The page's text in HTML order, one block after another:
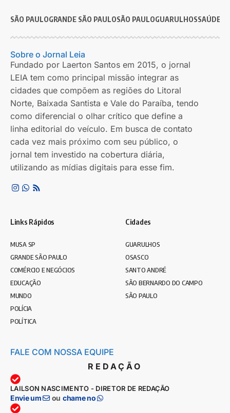
SÃO PAULOGRANDE SÃO PAULOSÃO PAULOGUARULHOSSAÚDE
Sobre o Jornal Leia
Fundado por Laerton Santos em 2015, o jornal
LEIA tem como principal missão integrar as
cidades que compõem as regiões do Litoral
Norte, Baixada Santista e Vale do Paraíba, tendo
como diferencial o olhar crítico que define a
linha editorial do veículo. Em busca de contato
cada vez mais próximo com seu público, o
jornal tem investido na cobertura diária,
utilizando as mídias digitais para esse fim.
Links Rápidos
MUSA SP
GRANDE SÃO PAULO
COMÉRCIO E NEGÓCIOS
EDUCAÇÃO
MUNDO
POLÍCIA
POLÍTICA
Cidades
GUARULHOS
OSASCO
SANTO ANDRÉ
SÃO BERNARDO DO CAMPO
SÃO PAULO
FALE COM NOSSA EQUIPE
REDAÇÃO
LAILSON NASCIMENTO - DIRETOR DE REDAÇÃO
Envie um ou chame no